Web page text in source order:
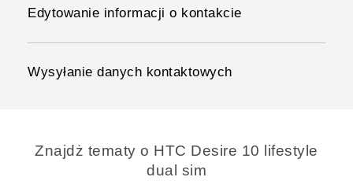
Edytowanie informacji o kontakcie
Wysyłanie danych kontaktowych
Znajdż tematy o HTC Desire 10 lifestyle
dual sim